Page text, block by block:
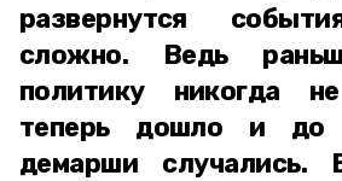
развернутся
сложно. Ведь
политику никогда
теперь дошло и до
демарши случались.